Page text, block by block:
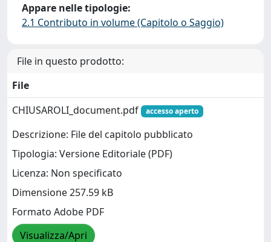
Appare nelle tipologie:
2.1 Contributo in volume (Capitolo o Saggio)
File in questo prodotto:
File
CHIUSAROLI_document.pdf
accesso aperto
Descrizione: File del capitolo pubblicato
Tipologia: Versione Editoriale (PDF)
Licenza: Non specificato
Dimensione 257.59 kB
Formato Adobe PDF
Visualizza/Apri